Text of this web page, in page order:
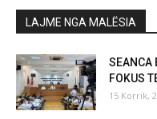
LAJME NGA MALËSIA
SEANCA
FOKUS
15 Korrik,